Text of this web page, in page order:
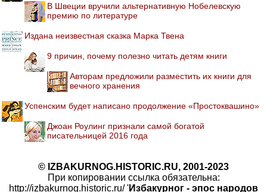
В Швеции вручили альтернативную Нобелевскую
премию по литературе
Издана неизвестная сказка Марка Твена
9 причин, почему полезно читать детям книги
Авторам предложили разместить их книги для
вечного хранения
Успенским будет написано продолжение «Простоквашино»
Джоан Роулинг признали самой богатой
писательницей 2016 года
© IZBAKURNOG.HISTORIC.RU, 2001-2023
При копировании ссылка обязательна:
http://izbakurnog.historic.ru/ 'Избакурног - эпос народов